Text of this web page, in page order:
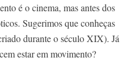
é o cinema, mas antes dos
Sugerimos que conheças
durante o século XIX). Já
estar em movimento?